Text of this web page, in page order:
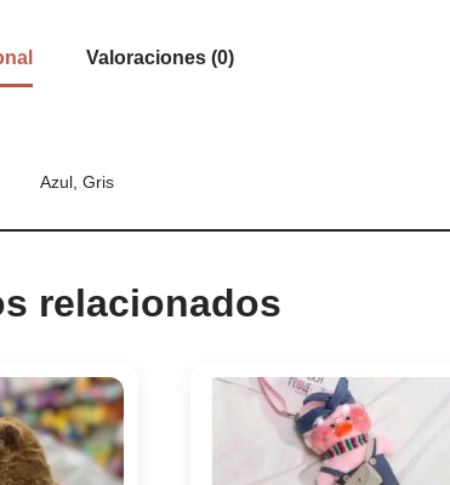
Valoraciones (0)
Azul, Gris
relacionados